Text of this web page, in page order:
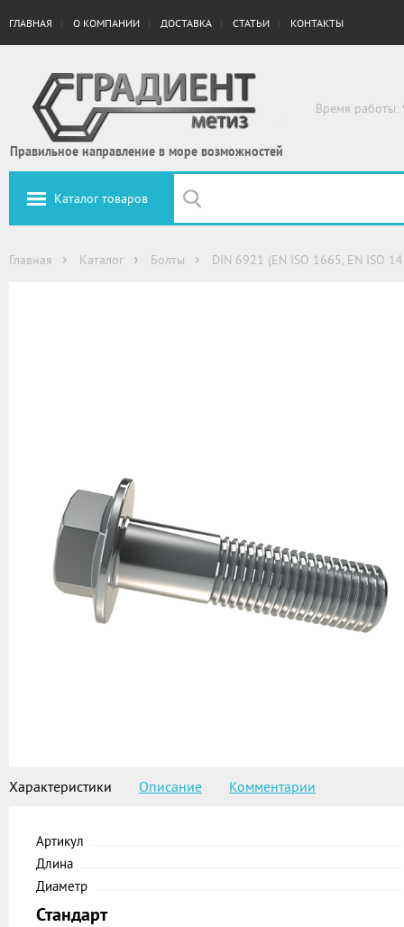
ГЛАВНАЯ О КОМПАНИИ ДОСТАВКА СТАТЬИ КОНТАКТЫ
Правильное направление в море возможностей
Время работы:
Каталог товаров
Главная Каталог Болты DIN 6921 (EN ISO 1665, EN ISO
Характеристики Описание Комментарии
Артикул
Длина
Диаметр
Стандарт